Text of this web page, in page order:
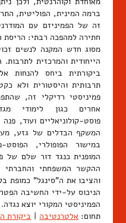
ברמה המינית, הפוליטית,
זה של הפמיניזם עם
חתירה למהפכה רבתי: הריסת
מסוג חדש המקנה לנשים
הייחודית והמרכזית
ביקורתית ביחס להנחות
תרבותית והיסטורית ולא
פמיניסטי רדיקלי זה,
אחרים כגון לימודי
פוסט-קולוניאליים ועוד,
המשקף הבדלים של גזע,
במישור הפופולרי,
המופנית כנגד דור שלם של
ההקשר המשפחתי והחברתי
והציבו את ה"סינגל" כמופת
הניכוס על-ידי החשיבה
הפמיניסטי המקורי יוצא
תחום: אלטרנטיבה | ביקורת